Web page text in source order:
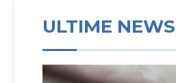
ULTIME NEWS